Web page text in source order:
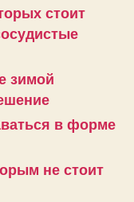
стоит
зимой
в форме
не стоит